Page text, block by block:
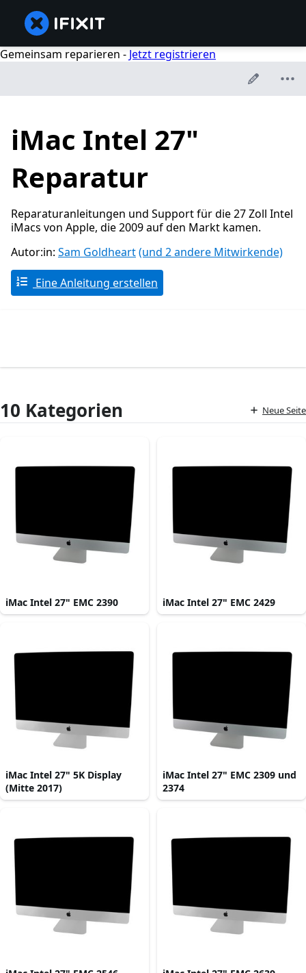
Gemeinsam reparieren - Jetzt registrieren
iMac Intel 27"
Reparatur
Reparaturanleitungen und Support für die 27 Zoll Intel
iMacs von Apple, die 2009 auf den Markt kamen.
Autor:in: Sam Goldheart(und 2 andere Mitwirkende)
Eine Anleitung erstellen
10 Kategorien Neue Seite
iMac Intel 27" EMC 2390 iMac Intel 27" EMC 2429
iMac Intel 27" 5K Display
(Mitte 2017)
iMac Intel 27" EMC 2309 und
2374